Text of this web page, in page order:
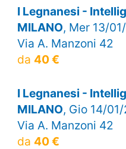
I Legnanesi -
MILANO, Mer 13/
Via A. Manzoni 42
da 40 €
I Legnanesi -
MILANO, Gio 14/01/
Via A. Manzoni 42
da 40 €